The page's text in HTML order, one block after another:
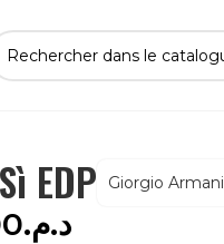
EDP Giorgio Armani
د.م.